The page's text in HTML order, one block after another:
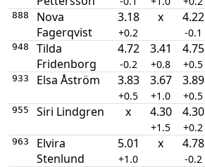
888
Nova
Fagerqvist
3.18
+0.2
x 4.22
-0.1
948
Tilda
Fridenborg
4.72
-0.2
3.41
+0.8
4.75
+0.5
933 Elsa Åström 3.83
+0.5
3.67
+1.0
3.89
+0.5
955 Siri Lindgren x 4.30
+1.5
4.30
+0.2
963
Elvira
Stenlund
5.01
+1.0
x 4.78
-0.2